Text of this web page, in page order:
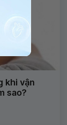
khi vận
sao?